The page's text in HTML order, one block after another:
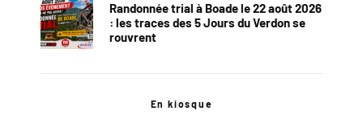
Randonnée trial à Boade le 22 août 2026
: les traces des 5 Jours du Verdon se
rouvrent
En kiosque